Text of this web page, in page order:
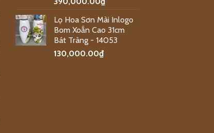
Lọ Hoa Sơn Mài Inlogo
Bom Xoắn Cao 31cm
Bát Tràng - 14053
130,000.00₫